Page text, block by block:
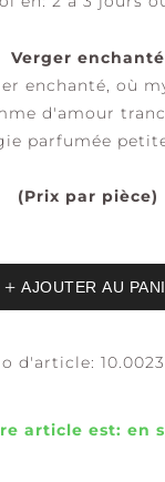
CALMES
Verger enchanté
enchanté, où
d'amour
parfumée
(Prix par pièce)
AJOUTER AU
d'article:
article est: en